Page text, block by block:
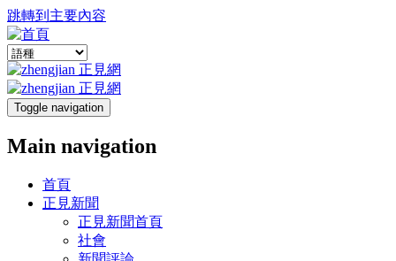
跳轉到主要內容
Toggle navigation
Main navigation
首頁
正見新聞
正見新聞首頁
社會